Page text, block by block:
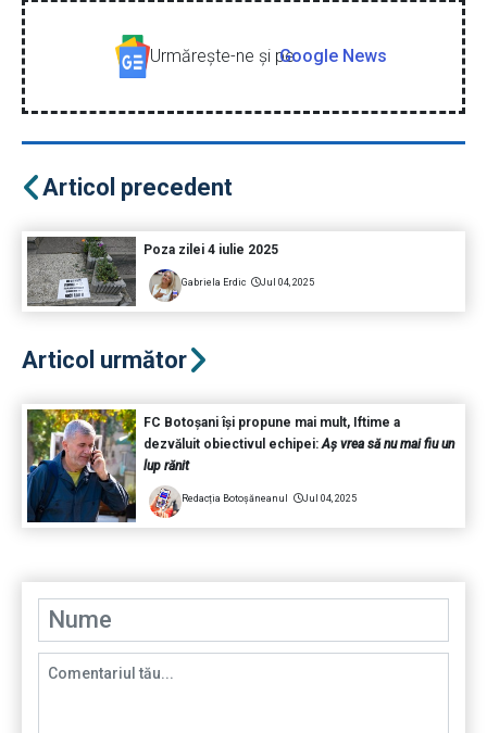
Urmăreşte-ne şi peGoogle News
Articol precedent
Poza zilei 4 iulie 2025
Gabriela Erdic Jul 04, 2025
Articol următor
FC Botoșani își propune mai mult, Iftime a
dezvăluit obiectivul echipei:Aș vrea să nu mai fiu un
lup rănit
Redacția Botoșăneanul Jul 04, 2025